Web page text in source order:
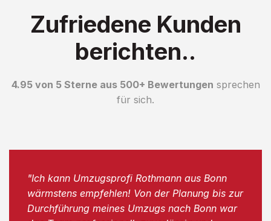
Zufriedene Kunden
berichten..
4.95 von 5 Sterne aus 500+ Bewertungen sprechen
für sich.
"Ich kann Umzugsprofi Rothmann aus Bonn
wärmstens empfehlen! Von der Planung bis zur
Durchführung meines Umzugs nach Bonn war